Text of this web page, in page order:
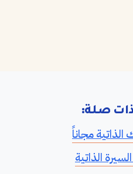
صلة:
مجاناً
الذاتية